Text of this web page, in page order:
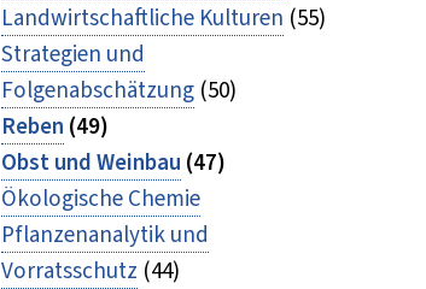
Landwirtschaftliche Kulturen (55)
Strategien und
Folgenabschätzung (50)
Reben (49)
Obst und Weinbau (47)
Ökologische Chemie
Pflanzenanalytik und
Vorratsschutz (44)